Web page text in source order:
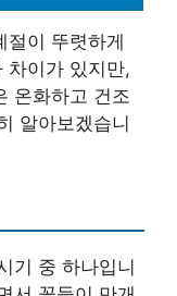
절이 뚜렷하게
차이가 있지만,
온화하고 건조
알아보겠습니
기 중 하나입니